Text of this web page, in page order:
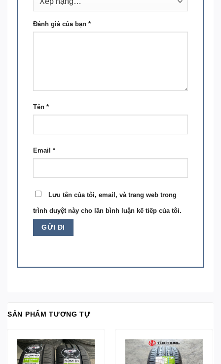
Đánh giá của bạn *
Tên *
Email *
Lưu tên của tôi, email, và trang web trong
trình duyệt này cho lần bình luận kế tiếp của tôi.
SẢN PHẨM TƯƠNG TỰ